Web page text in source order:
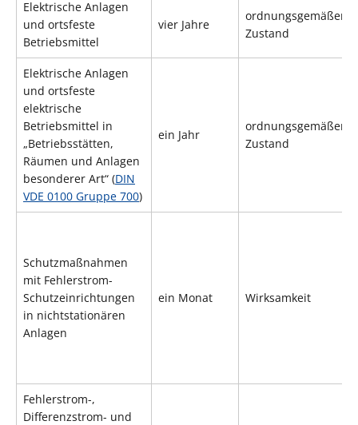
Elektrische Anlagen
und ortsfeste
Betriebsmittel
vier Jahre
ordnungsgemäßer
Zustand
Elektrische Anlagen
und ortsfeste
elektrische
Betriebsmittel in
„Betriebsstätten,
Räumen und Anlagen
besonderer Art“ (DIN
VDE 0100 Gruppe 700)
ein Jahr
ordnungsgemäßer
Zustand
Schutzmaßnahmen
mit Fehlerstrom-
Schutzeinrichtungen
in nichtstationären
Anlagen
ein Monat Wirksamkeit
Fehlerstrom-,
Differenzstrom- und